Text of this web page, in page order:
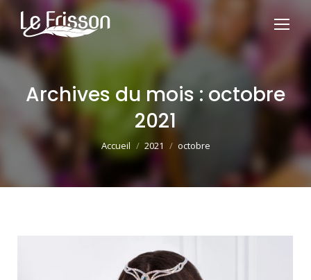
Archives du mois : octobre
2021
Vous êtes ici :
Accueil 2021 octobre